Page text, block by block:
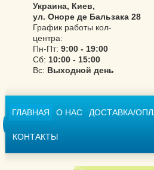
Украина, Киев,
ул. Оноре де Бальзака 28
График работы кол-
центра:
Пн-Пт: 9:00 - 19:00
Сб: 10:00 - 15:00
Вс: Выходной день
ГЛАВНАЯ О НАС ДОСТАВКА/
КОНТАКТЫ